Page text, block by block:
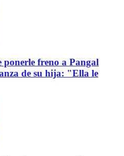
freno a Pangal
de su hija: "Ella le